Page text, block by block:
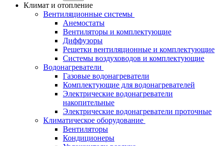
Климат и отопление
Вентиляционные системы
Анемостаты
Вентиляторы и комплектующие
Диффузоры
Решетки вентиляционные и комплектующие
Системы воздуховодов и комплектующие
Водонагреватели
Газовые водонагреватели
Комплектующие для водонагревателей
Электрические водонагреватели
накопительные
Электрические водонагреватели проточные
Климатическое оборудование
Вентиляторы
Кондиционеры